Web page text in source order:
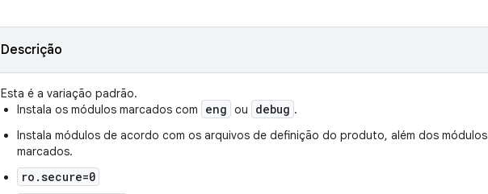
Descrição
Esta é a variação padrão.
Instala os módulos marcados com
eng ou debug .
Instala módulos de acordo com os arquivos de definição do produto, além dos módulos
marcados.
ro.secure=0